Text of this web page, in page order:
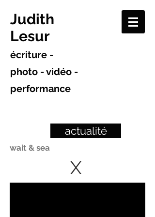
Judith
Lesur
écriture -
photo - vidéo -
performance
actualité
wait & sea
X